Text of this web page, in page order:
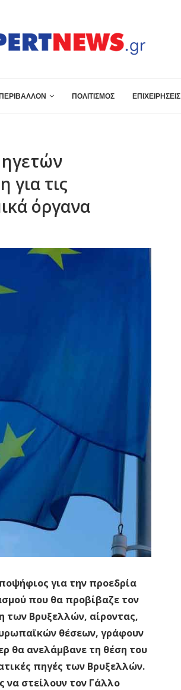
ΠΕΡΙΒΑΛΛΟΝ ΠΟΛΙΤΙΣΜΟΣ ΕΠΙΧΕΙΡΗΣΕΙΣ
για τις
όργανα
για την προεδρία
που θα προβίβαζε τον
των Βρυξελλών, αίροντας,
θέσεων, γράφουν
θα ανελάμβανε τη θέση του
πηγές των Βρυξελλών.
να στείλουν τον Γάλλο